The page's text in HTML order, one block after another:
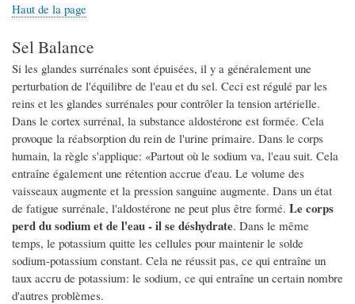
Haut de la page
Sel Balance
Si les glandes surrénales sont épuisées, il y a généralement une
perturbation de l'équilibre de l'eau et du sel. Ceci est régulé par les
reins et les glandes surrénales pour contrôler la tension artérielle.
Dans le cortex surrénal, la substance aldostérone est formée. Cela
provoque la réabsorption du rein de l'urine primaire. Dans le corps
humain, la règle s'applique: «Partout où le sodium va, l'eau suit. Cela
entraîne également une rétention accrue d'eau. Le volume des
vaisseaux augmente et la pression sanguine augmente. Dans un état
de fatigue surrénale, l'aldostérone ne peut plus être formé. Le corps
perd du sodium et de l'eau - il se déshydrate. Dans le même
temps, le potassium quitte les cellules pour maintenir le solde
sodium-potassium constant. Cela ne réussit pas, ce qui entraîne un
taux accru de potassium: le sodium, ce qui entraîne un certain nombre
d'autres problèmes.